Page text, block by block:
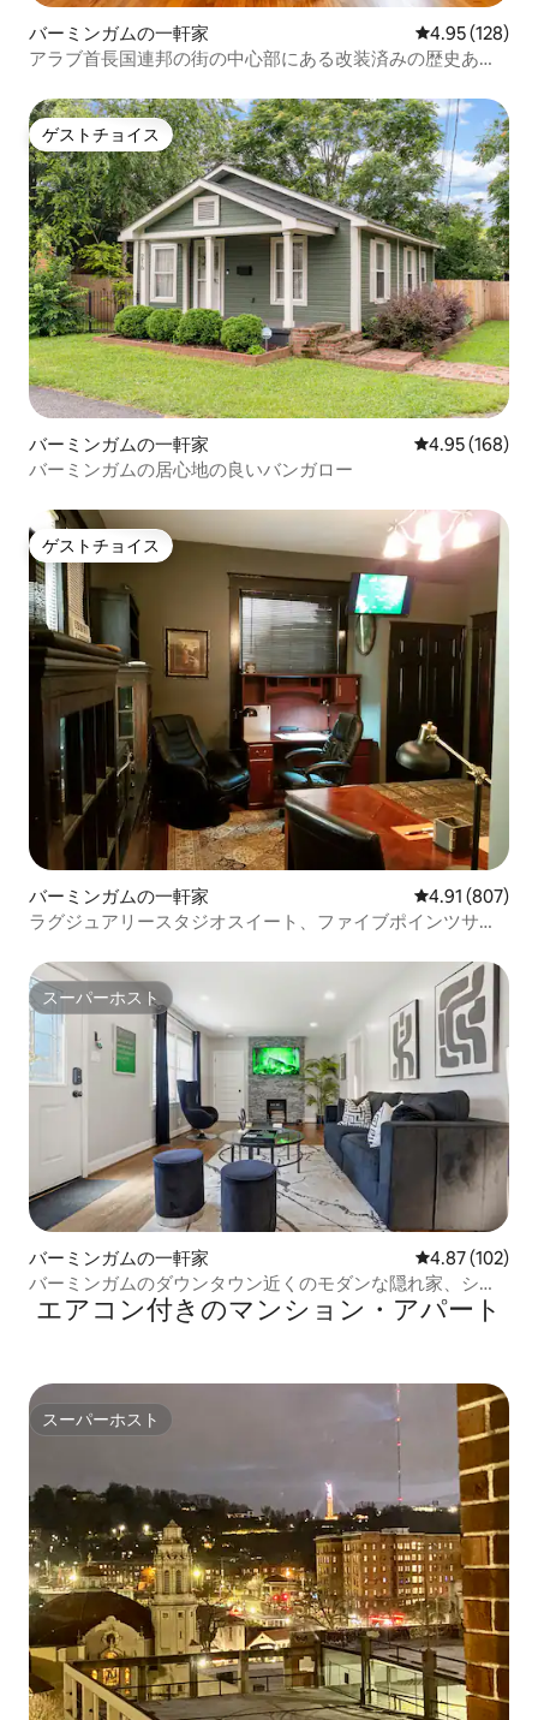
バーミンガムの一軒家 レビュー128
4.95 (128)
アラブ首長国連邦の街の中心部にある改装済みの歴史ある
ゲストチョイス
ゲストチョイス
バーミンガムの一軒家 レビュー168
4.95 (168)
バーミンガムの居心地の良いバンガロー
ゲストチョイス
ゲストチョイス
バーミンガムの一軒家 レビュー807
4.91 (807)
ラグジュアリースタジオスイート、ファイブポインツサウ
スーパーホスト
スーパーホスト
バーミンガムの一軒家 レビュー102
4.87 (102)
バーミンガムのダウンタウン近くのモダンな隠れ家、シテ
ィビュー
エアコン付きのマンション・アパート
スーパーホスト
スーパーホスト